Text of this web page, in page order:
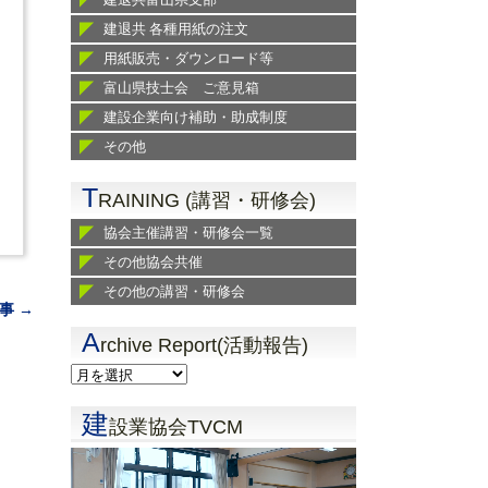
→
建退共 各種用紙の注文
用紙販売・ダウンロード等
富山県技士会 ご意見箱
建設企業向け補助・助成制度
その他
TRAINING (講習・研修会)
協会主催講習・研修会一覧
その他協会共催
その他の講習・研修会
Archive Report(活動報告)
建設業協会TVCM